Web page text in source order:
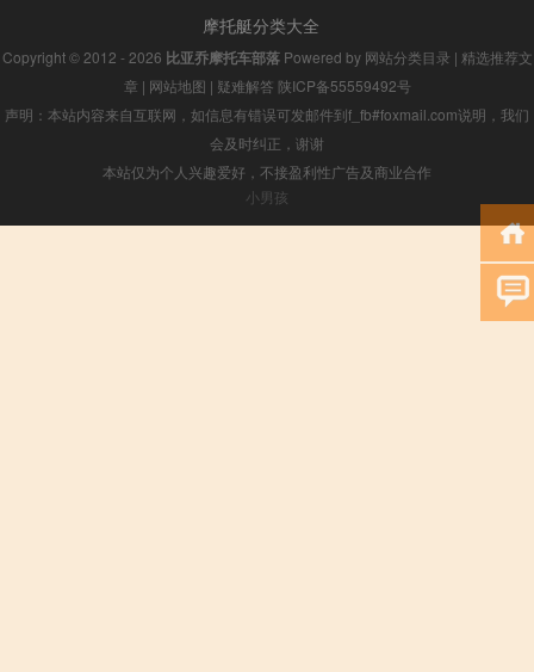
摩托艇分类大全
Copyright © 2012 - 2026 比亚乔摩托车部落Powered by 网站分类目录 | 精选推荐文
章 | 网站地图 | 疑难解答 陕ICP备55559492号
声明：本站内容来自互联网，如信息有错误可发邮件到f_fb#foxmail.com说明，我们
会及时纠正，谢谢
本站仅为个人兴趣爱好，不接盈利性广告及商业合作
小男孩